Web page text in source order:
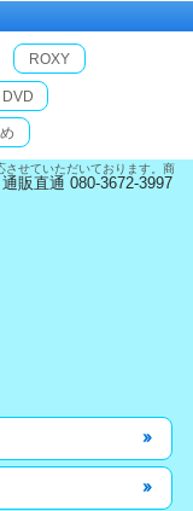
ROXY
DVD
させていただいております。商
通販直通 080-3672-3997